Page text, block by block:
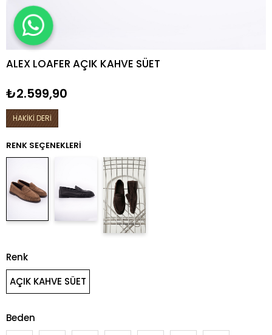
ALEX LOAFER AÇIK KAHVE SÜET
₺2.599,90
HAKİKİ DERİ
RENK SEÇENEKLERI
Renk
AÇIK KAHVE SÜET
Beden